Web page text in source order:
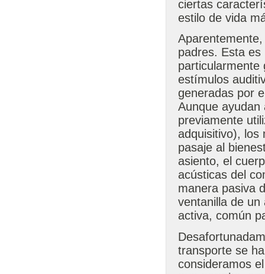
ciertas
estilo de vida
padres. Esta es
particularmente
estímulos
generadas por
Aunque
previamente
adquisitivo), los
pasaje al
asiento, el
acústicas del
manera pasiva
ventanilla de un
activa, común
transporte se
consideramos